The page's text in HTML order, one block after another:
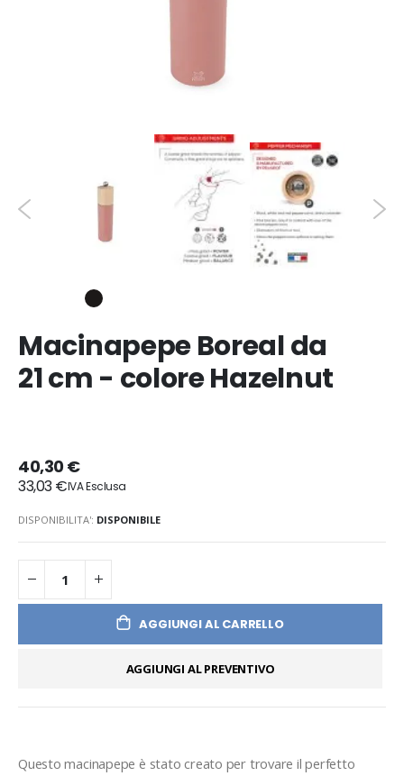
Macinapepe Boreal da
21 cm - colore Hazelnut
40,30 €
33,03 €
DISPONIBILITA': DISPONIBILE
AGGIUNGI AL CARRELLO
AGGIUNGI AL PREVENTIVO
Questo macinapepe è stato creato per trovare il perfetto